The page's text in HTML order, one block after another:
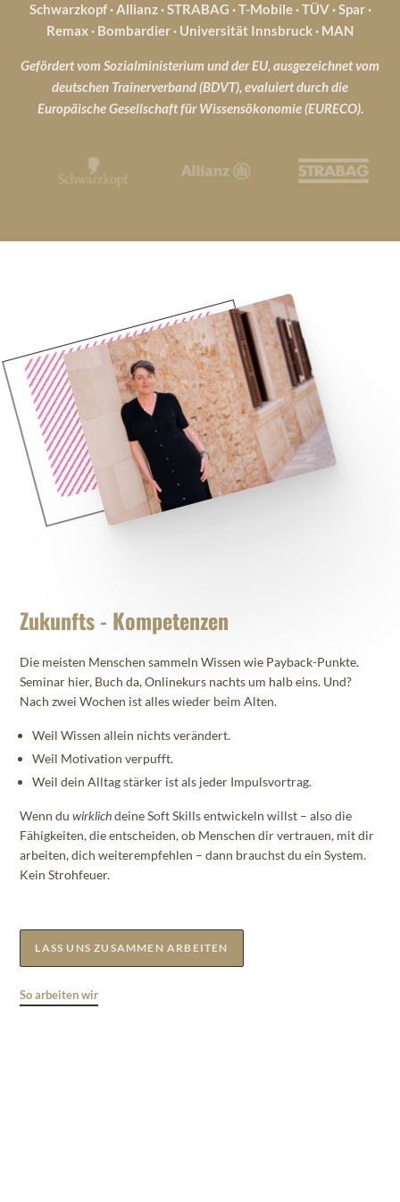
Schwarzkopf · Allianz · STRABAG · T-Mobile · TÜV · Spar ·
Remax · Bombardier · Universität Innsbruck · MAN
Gefördert vom Sozialministerium und der EU, ausgezeichnet vom
deutschen Trainerverband (BDVT), evaluiert durch die
Europäische Gesellschaft für Wissensökonomie (EURECO).
Zukunfts - Kompetenzen
Die meisten Menschen sammeln Wissen wie Payback-Punkte.
Seminar hier, Buch da, Onlinekurs nachts um halb eins. Und?
Nach zwei Wochen ist alles wieder beim Alten.
Weil Wissen allein nichts verändert.
Weil Motivation verpufft.
Weil dein Alltag stärker ist als jeder Impulsvortrag.
Wenn duwirklichdeine Soft Skills entwickeln willst – also die
Fähigkeiten, die entscheiden, ob Menschen dir vertrauen, mit dir
arbeiten, dich weiterempfehlen – dann brauchst du ein System.
Kein Strohfeuer.
LASS UNS ZUSAMMEN ARBEITEN
So arbeiten wir